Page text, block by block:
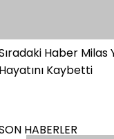
Haber Milas
Kaybetti
HABERLER